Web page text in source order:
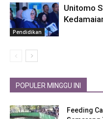
Pendidikan
Unitomo
POPULER MINGGU INI
Feeding